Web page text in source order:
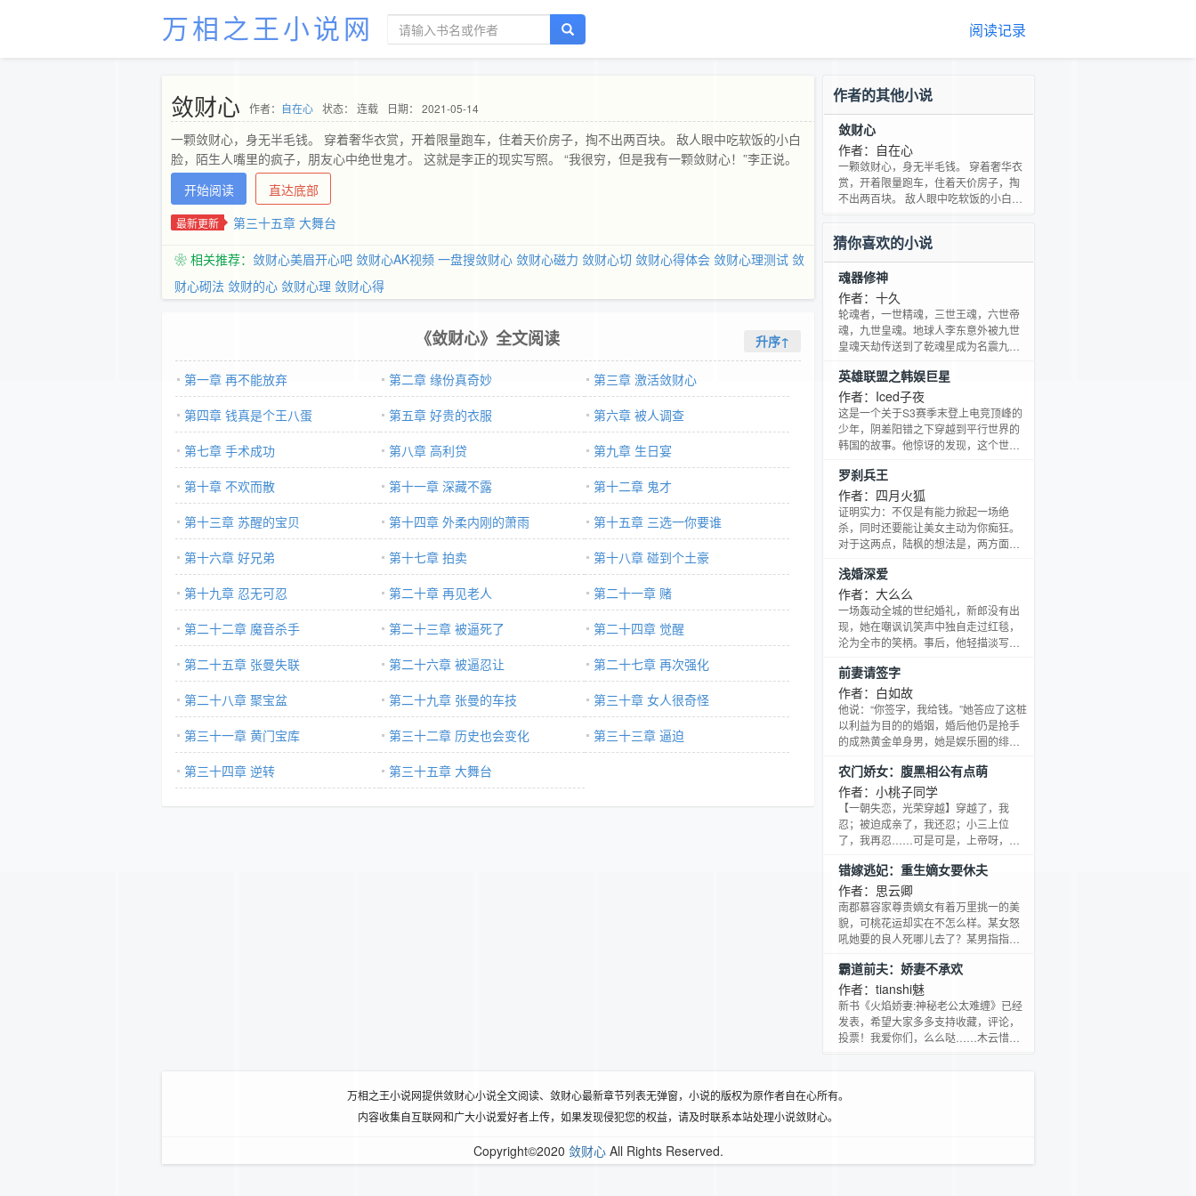
万相之王小说网 阅读记录
敛财心 作者： 自在心 状态： 连载 日期： 2021-05-14
一颗敛财心，身无半毛钱。 穿着奢华衣赏，开着限量跑车，住着天价房子，掏不出两百块。 敌人眼中吃软饭的小白
脸，陌生人嘴里的疯子，朋友心中绝世鬼才。 这就是李正的现实写照。 “我很穷，但是我有一颗敛财心！”李正说。
开始阅读
直达底部
最新更新 第三十五章 大舞台
❀ 相关推荐： 敛财心美眉开心吧 敛财心AK视频 一盘搜敛财心 敛财心磁力 敛财心切 敛财心得体会 敛财心理测试 敛
财心砌法 敛财的心 敛财心理 敛财心得
《敛财心》全文阅读 升序↑
第一章 再不能放弃 第二章 缘份真奇妙
第三章 激活敛财心
第四章 钱真是个王八蛋
第五章 好贵的衣服
第六章 被人调查
第七章 手术成功
第八章 高利贷
第九章 生日宴
第十章 不欢而散
第十一章 深藏不露
第十二章 鬼才
第十三章 苏醒的宝贝
第十四章 外柔内刚的萧雨
第十五章 三选一你要谁
第十六章 好兄弟
第十七章 拍卖
第十八章 碰到个土豪
第十九章 忍无可忍
第二十章 再见老人
第二十一章 赌
第二十二章 魔音杀手
第二十三章 被逼死了
第二十四章 觉醒
第二十五章 张曼失联
第二十六章 被逼忍让
第二十七章 再次强化
第二十八章 聚宝盆
第二十九章 张曼的车技
第三十章 女人很奇怪
第三十一章 黄门宝库
第三十二章 历史也会变化
第三十三章 逼迫
第三十四章 逆转
第三十五章 大舞台
作者的其他小说
敛财心
作者：自在心
一颗敛财心，身无半毛钱。 穿着奢华衣
赏，开着限量跑车，住着天价房子，掏
不出两百块。 敌人眼中吃软饭的小白
穷，但是我有一颗敛财心！”李正说。
猜你喜欢的小说
魂器修神
作者：十久
轮魂者，一世精魂，三世王魂，六世帝
魂，九世皇魂。地球人李东意外被九世
皇魂天劫传送到了乾魂星成为名震九州
不甘心屈服于命运，再次沦为两大魂帝
相互争斗的牺牲品。他逆天修魂，以魂
器修炼自创神魂之路，终于修炼成了皇
魂体，战胜了…
英雄联盟之韩娱巨星
作者：Iced子夜
这是一个关于S3赛季末登上电竞顶峰的
少年，阴差阳错之下穿越到平行世界的
韩国的故事。他惊讶的发现，这个世界
圈即是娱乐圈，电竞明星即是娱乐明
星。每个顶尖职业选手都可以像那些巨
星一样接到各种天价代言....此外，公演
走穴，出MAD（专辑）...一样都不会
少。在这故事里，三星双子星，KTA双
ara,bigbang等偶像组合，当然，还有少
时里那
罗刹兵王
作者：四月火狐
证明实力：不仅是有能力掀起一场绝
杀，同时还要能让美女主动为你痴狂。
对于这两点，陆枫的想法是，两方面全
开除军籍？正好全心苦练古武之技。对
于美女么，喜欢的给她个机会自己扑上
来，不喜欢的？身在花丛过片叶不沾
身。正气凛然，傲气冲天，且看一代兵
王如何写就都市传奇……
浅婚深爱
作者：大么么
一场轰动全城的世纪婚礼，新郎没有出
现，她在嘲讽讥笑声中独自走过红毯，
沦为全市的笑柄。事后，他轻描淡写的
已经是夫妻了。”她要离婚，他却冷魅一
笑，“想离开我身边？绝不可能！你生生
世世只能是我的人！”
前妻请签字
作者：白如故
他说：“你签字，我给钱。”她答应了这桩
以利益为目的的婚姻，婚后他仍是抢手
的成熟黄金单身男，她是娱乐圈的绯闻
一纸离婚协议。而她再次站到他面前，
他有一个神秘儿子，却依旧逼她到墙
角：“夏繁锦，抛夫弃子四年，你还舍得
回来！签字复婚！”
农门娇女：腹黑相公有点萌
作者：小桃子同学
【一朝失恋，光荣穿越】穿越了，我
忍；被迫成亲了，我还忍；小三上位
了，我再忍……可是可是，上帝呀，为
道就不可以来点喜剧片调节一下气氛
么？愤怒咆哮ing~~~就在某女仰天长叹
时，腹黑萌王爷突然出现……二话不
说，扛起就走：“养个包子就是喜剧！前
提是我们得先种！”“靠，不带你丫这么玩
错嫁逃妃：重生嫡女要休夫
作者：思云卿
南郡慕容家尊贵嫡女有着万里挑一的美
貌，可桃花运却实在不怎么样。某女怒
吼她要的良人死哪儿去了？某男指指自
道：“发傻了吧，我在这儿呢？”白天的一
副生人勿近的臭脸去哪儿了？半夜跃进
她窗户，落尽水池中拥着她说的可是另
外一番话了。“嘘，小声点。虽然我很了
解你兴奋异常的心境。可是总要慢慢来
霸道前夫：娇妻不承欢
作者：tianshi魅
新书《火焰娇妻:神秘老公太难缠》已经
发表，希望大家多多支持收藏，评论，
投票！我爱你们，么么哒……木云惜怀
划的写上她的名字。随后木家破产，她
流着我的血，不如……一人一半！”
万相之王小说网提供敛财心小说全文阅读、敛财心最新章节列表无弹窗，小说的版权为原作者自在心所有。
内容收集自互联网和广大小说爱好者上传，如果发现侵犯您的权益，请及时联系本站处理小说敛财心。
Copyright©2020 敛财心All Rights Reserved.